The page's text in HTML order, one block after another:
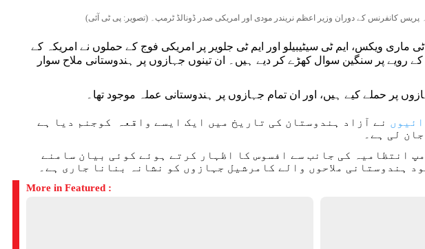
ویکس، ایم ٹی سیٹیبیلو اور ایم ٹی جلویر پر امریکی فوج کے حملوں نے امریکہ کے
پر سنگین سوال کھڑے کر دیے ہیں۔ ان تینوں جہازوں پر ہندوستانی ملاح سوار
پر حملے کیے ہیں، اور ان تمام جہازوں پر ہندوستانی عملہ موجود تھا۔
نے آزاد ہندوستان کی تاریخ میں ایک ایسے واقعہ کوجنم دیا ہے
لی ہے۔
انتظامیہ کی جانب سے افسوس کا اظہار کرتے ہوئے کوئی بیان سامنے
ہندوستانی ملاحوں والے کامرشیل جہازوں کو نشانہ بنانا جاری ہے۔
More in Featured :